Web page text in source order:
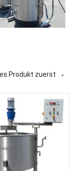
Produkt zuerst 